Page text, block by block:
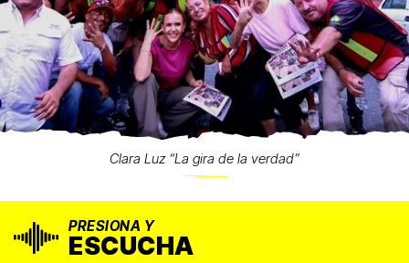
Clara Luz “La gira de la verdad”
PRESIONA Y
ESCUCHA